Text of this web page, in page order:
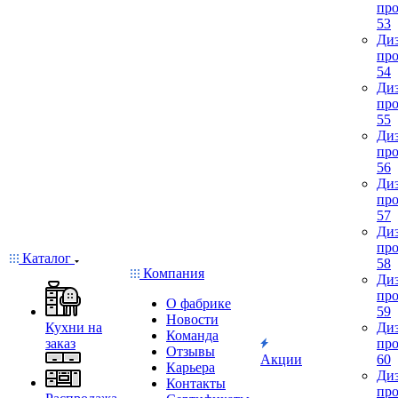
Каталог
Кухни на
заказ
Компания
О фабрике
Новости
Команда
Отзывы
Карьера
Контакты
Акции
53
54
55
56
57
58
59
60